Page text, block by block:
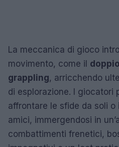
La meccanica di gioco
movimento, come il
grappling, arricchendo
di esplorazione. I giocatori
affrontare le sfide da soli
amici, immergendosi in
combattimenti frenetici,